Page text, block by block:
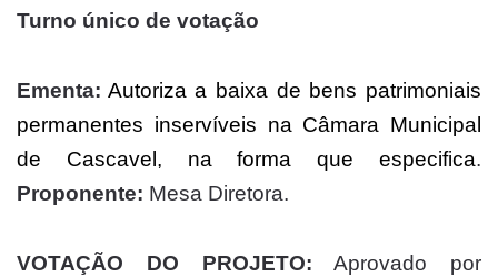
Turno único de votação
Ementa: Autoriza a baixa de bens patrimoniais
permanentes inservíveis na Câmara Municipal
de Cascavel, na forma que especifica.
Proponente: Mesa Diretora.
VOTAÇÃO DO PROJETO: Aprovado por